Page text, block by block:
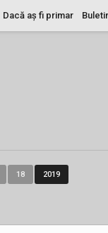
Dacă aș fi primar
18 2019